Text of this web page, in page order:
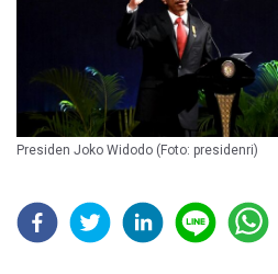
Presiden Joko Widodo (Foto: presidenri)